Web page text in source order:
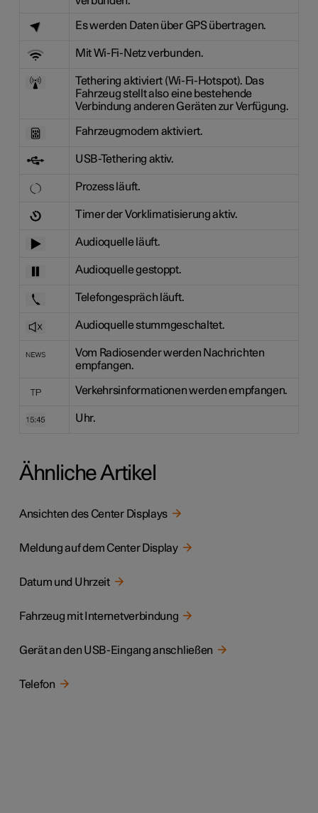
Es werden Daten über GPS übertragen.
Mit Wi-Fi-Netz verbunden.
Tethering aktiviert (Wi-Fi-Hotspot). Das
Fahrzeug stellt also eine bestehende
Verbindung anderen Geräten zur Verfügung.
Fahrzeugmodem aktiviert.
USB-Tethering aktiv.
Prozess läuft.
Timer der Vorklimatisierung aktiv.
Audioquelle läuft.
Audioquelle gestoppt.
Telefongespräch läuft.
Audioquelle stummgeschaltet.
Vom Radiosender werden Nachrichten
empfangen.
Verkehrsinformationen werden empfangen.
Uhr.
Ähnliche Artikel
Ansichten des Center Displays
Meldung auf dem Center Display
Datum und Uhrzeit
Fahrzeug mit Internetverbindung
Gerät an den USB-Eingang anschließen
Telefon